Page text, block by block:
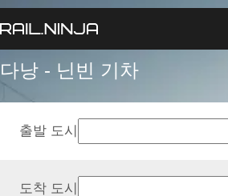
다낭 - 닌빈 기차
출발 도시
도착 도시